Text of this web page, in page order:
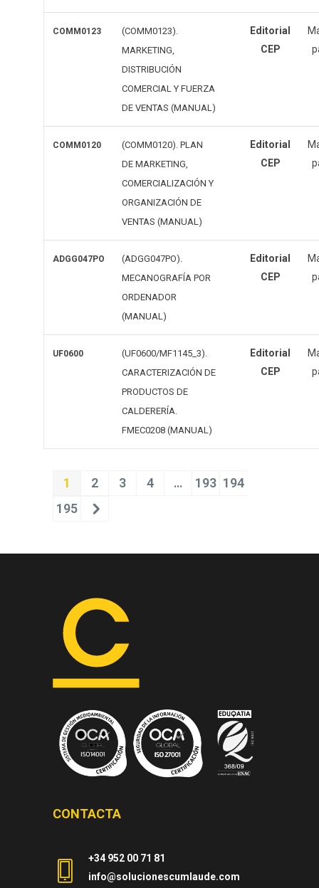
COMM0123
(COMM0123).
MARKETING,
DISTRIBUCIÓN
COMERCIAL Y FUERZA
DE VENTAS (MANUAL)
Editorial
CEP
COMM0120
(COMM0120). PLAN
DE MARKETING,
COMERCIALIZACIÓN Y
ORGANIZACIÓN DE
VENTAS (MANUAL)
Editorial
CEP
ADGG047PO
(ADGG047PO).
MECANOGRAFÍA POR
ORDENADOR
(MANUAL)
Editorial
CEP
UF0600
(UF0600/MF1145_3).
CARACTERIZACIÓN DE
PRODUCTOS DE
CALDERERÍA.
FMEC0208 (MANUAL)
Editorial
CEP
1 2 3 4 … 193 194
195
CONTACTA
+34 952 00 71 81
info@solucionescumlaude.com